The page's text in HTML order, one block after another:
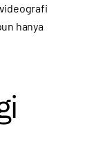
hanya